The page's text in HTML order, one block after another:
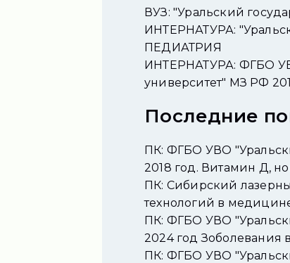
ВУЗ: "Уральский
ИНТЕРНАТУРА:
ПЕДИАТРИЯ
ИНТЕРНАТУРА: ФГБО
университет" МЗ РФ
Последние
ПК: ФГБО УВО
2018 год. Витамин Д,
ПК: Сибирский
технологий в
ПК: ФГБО УВО
2024 год Зоболевания
ПК: ФГБО УВО